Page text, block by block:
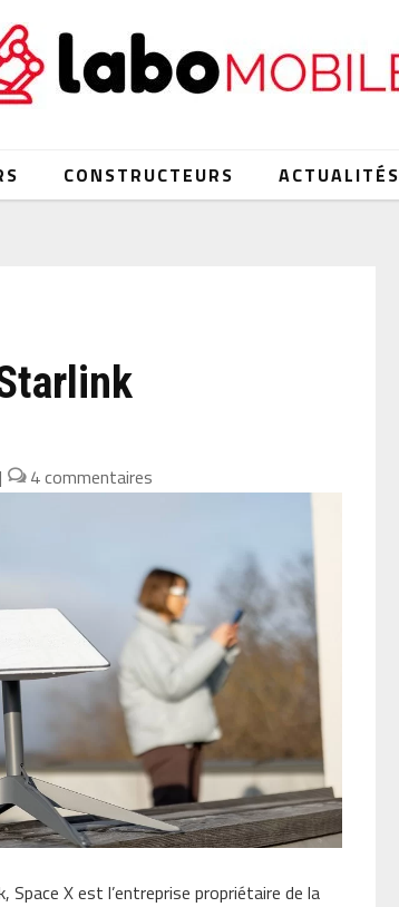
CONSTRUCTEURS ACTUALITÉS
| 4 commentaires
Space X est l’entreprise propriétaire de la